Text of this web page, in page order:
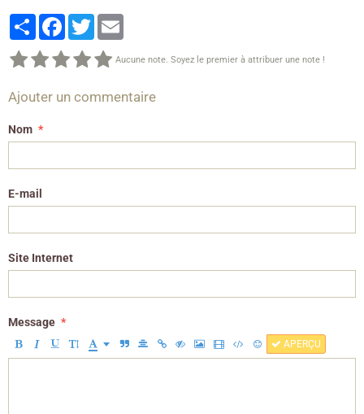
PartagerFacebook
Twitter
Aucune note. Soyez le premier à attribuer une note !
Ajouter un commentaire
Nom
E-mail
Site Internet
Message
APERÇU